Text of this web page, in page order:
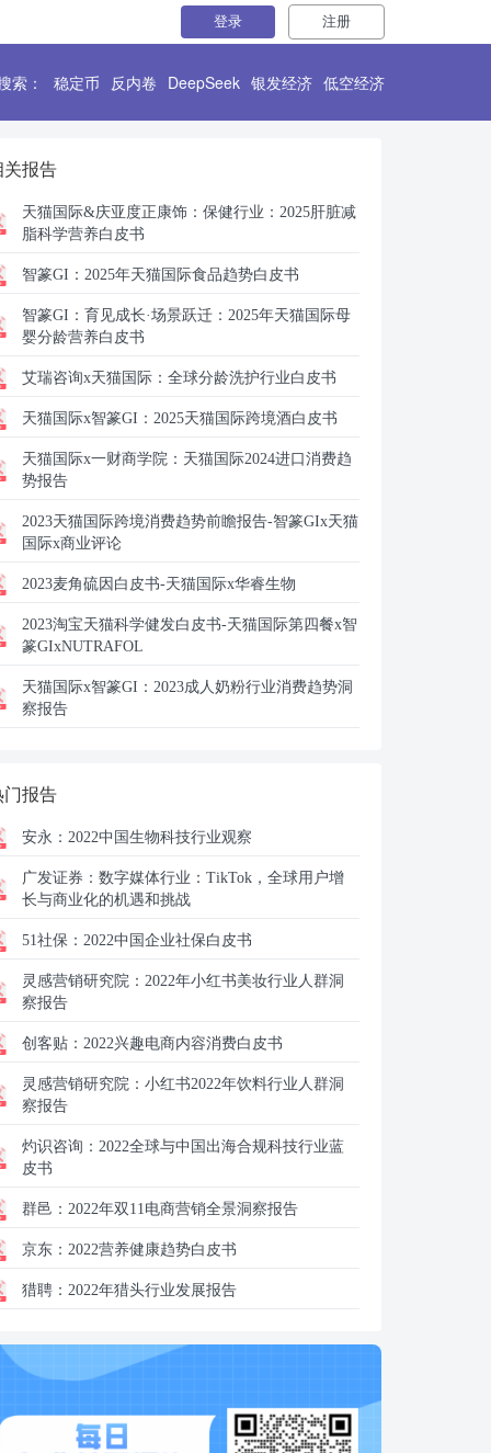
登录 注册
索： 稳定币 反内卷 DeepSeek 银发经济 低空经济
关报告
天猫国际&庆亚度正康饰： 保健行业：2025肝脏减
脂科学营养白皮书
智篆GI： 2025年天猫国际食品趋势白皮书
智篆GI： 育见成长·场景跃迁：2025年天猫国际母
婴分龄营养白皮书
艾瑞咨询x天猫国际： 全球分龄洗护行业白皮书
天猫国际x智篆GI： 2025天猫国际跨境酒白皮书
天猫国际x一财商学院： 天猫国际2024进口消费趋
势报告
2023天猫国际跨境消费趋势前瞻报告-智篆GIx天猫
国际x商业评论
2023麦角硫因白皮书-天猫国际x华睿生物
2023淘宝天猫科学健发白皮书-天猫国际第四餐x智
篆GIxNUTRAFOL
天猫国际x智篆GI： 2023成人奶粉行业消费趋势洞
察报告
门报告
安永： 2022中国生物科技行业观察
广发证券： 数字媒体行业：TikTok，全球用户增
长与商业化的机遇和挑战
51社保： 2022中国企业社保白皮书
灵感营销研究院： 2022年小红书美妆行业人群洞
察报告
创客贴： 2022兴趣电商内容消费白皮书
灵感营销研究院： 小红书2022年饮料行业人群洞
察报告
灼识咨询： 2022全球与中国出海合规科技行业蓝
皮书
群邑： 2022年双11电商营销全景洞察报告
京东： 2022营养健康趋势白皮书
猎聘： 2022年猎头行业发展报告